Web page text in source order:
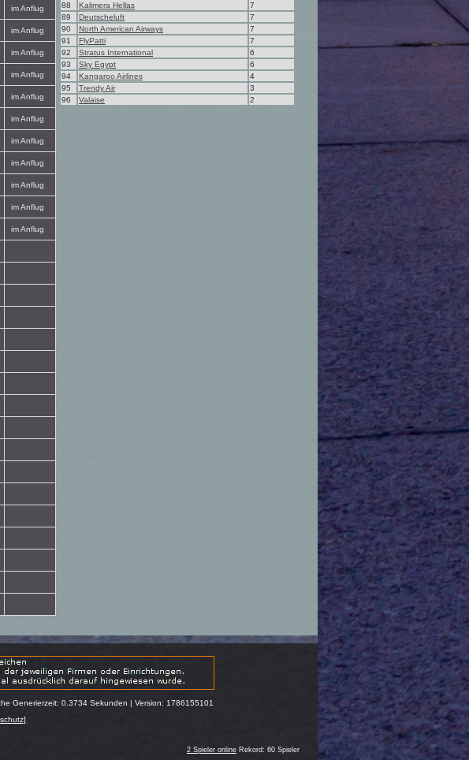
im Anflug
im Anflug
im Anflug
im Anflug
im Anflug
im Anflug
im Anflug
im Anflug
im Anflug
im Anflug
im Anflug
88
Kalimera Hellas
7
89
Deutscheluft
7
90
North American Airways
7
91
FlyPatti
7
92
Stratus International
6
93
Sky Egypt
6
94
Kangaroo Airlines
4
95
Trendy Air
3
96
Valaise 2
Generierzeit: 0.3734 Sekunden | Version: 1786155101
]
2 Spieler online Rekord: 60 Spieler